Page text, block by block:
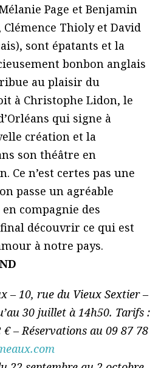
Page et Benjamin
Thioly et David
sont épatants et la
bonbon anglais
au plaisir du
à Christophe Lidon, le
qui signe à
création et la
son théâtre en
Ce n’est certes pas une
passe un agréable
compagnie des
découvrir ce qui est
à notre pays.
– 10, rue du Vieux Sextier –
30 juillet à 14h50. Tarifs :
– Réservations au 09 87 78